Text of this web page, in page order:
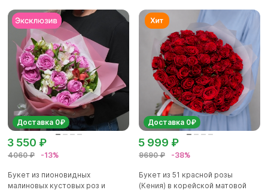
Доставка 0₽
4060 ₽ -13%
3 550 ₽
Букет из пионовидных
малиновых кустовых роз и
Доставка 0₽
9690 ₽ -38%
5 999 ₽
Букет из 51 красной розы
(Кения) в корейской матовой